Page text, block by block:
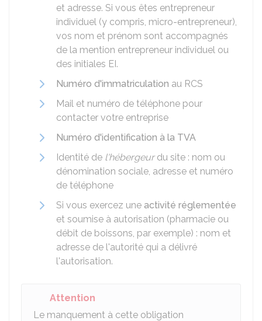
et adresse. Si vous êtes entrepreneur
individuel (y compris, micro-entrepreneur),
vos nom et prénom sont accompagnés
de la mention entrepreneur individuel ou
des initiales EI.
Numéro d'immatriculation au RCS
Mail et numéro de téléphone pour
contacter votre entreprise
Numéro d'identification à la TVA
Identité de l'hébergeurdu site : nom ou
dénomination sociale, adresse et numéro
de téléphone
Si vous exercez une activité réglementée
et soumise à autorisation (pharmacie ou
débit de boissons, par exemple) : nom et
adresse de l'autorité qui a délivré
l'autorisation.
Attention
Le manquement à cette obligation